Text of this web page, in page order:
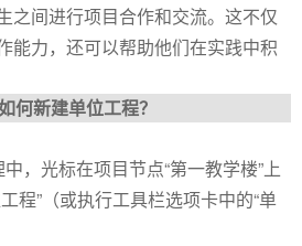
之间进行项目合作和交流。这不仅
能力，还可以帮助他们在实践中积
何新建单位工程？
中，光标在项目节点“第一教学楼”上
程”（或执行工具栏选项卡中的“单